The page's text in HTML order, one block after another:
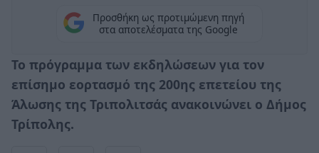
Προσθήκη ως προτιμώμενη πηγή
στα αποτελέσματα της Google
Το πρόγραμμα των εκδηλώσεων για τον
επίσημο εορτασμό της 200ης επετείου της
Άλωσης της Τριπολιτσάς ανακοινώνει ο Δήμος
Τρίπολης.